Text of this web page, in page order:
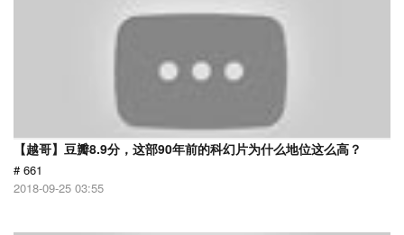
【越哥】豆瓣8.9分，这部90年前的科幻片为什么地位这么高？
# 661
2018-09-25 03:55